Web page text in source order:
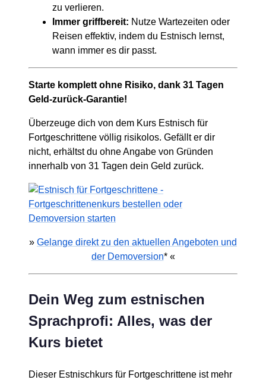
zu verlieren.
Immer griffbereit: Nutze Wartezeiten oder
Reisen effektiv, indem du Estnisch lernst,
wann immer es dir passt.
Starte komplett ohne Risiko, dank 31 Tagen
Geld-zurück-Garantie!
Überzeuge dich von dem Kurs Estnisch für
Fortgeschrittene völlig risikolos. Gefällt er dir
nicht, erhältst du ohne Angabe von Gründen
innerhalb von 31 Tagen dein Geld zurück.
» Gelange direkt zu den aktuellen Angeboten und
der Demoversion* «
Dein Weg zum estnischen
Sprachprofi: Alles, was der
Kurs bietet
Dieser Estnischkurs für Fortgeschrittene ist mehr